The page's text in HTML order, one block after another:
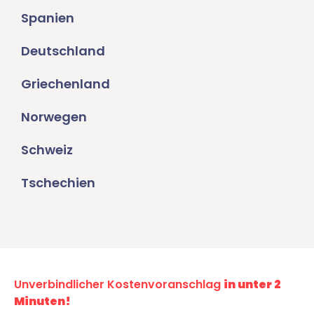
Spanien
Deutschland
Griechenland
Norwegen
Schweiz
Tschechien
Unverbindlicher Kostenvoranschlag in unter 2
Minuten!